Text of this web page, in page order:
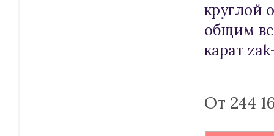
круглой
общим
карат
От 244